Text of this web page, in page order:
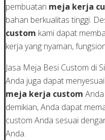
pembuatan meja kerja
bahan berkualitas tinggi.
custom kami dapat
kerja yang nyaman,
Jasa Meja Besi Custom di
Anda juga dapat
meja kerja custom
demikian, Anda dapat
custom Anda sesuai
Anda.